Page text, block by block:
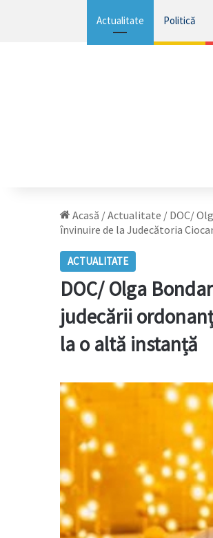
Actualitate Politică
Acasă /Actualitate / DOC/
învinuire de la Judecătoria
ACTUALITATE
DOC/ Olga
judecării
la o altă instanță